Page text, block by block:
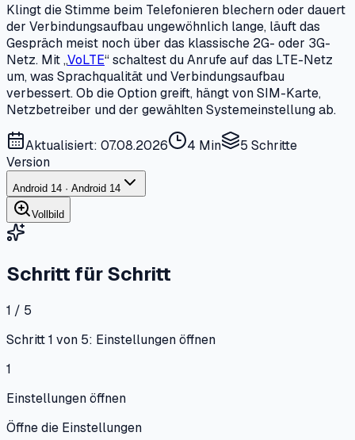
Klingt die Stimme beim Telefonieren blechern oder dauert
der Verbindungsaufbau ungewöhnlich lange, läuft das
Gespräch meist noch über das klassische 2G- oder 3G-
Netz. Mit „VoLTE“ schaltest du Anrufe auf das LTE-Netz
um, was Sprachqualität und Verbindungsaufbau
verbessert. Ob die Option greift, hängt von SIM-Karte,
Netzbetreiber und der gewählten Systemeinstellung ab.
Aktualisiert: 07.08.2026 4 Min 5 Schritte
Version
Android 14 · Android 14
Vollbild
Schritt für Schritt
1 / 5
Schritt 1 von 5: Einstellungen öffnen
1
Einstellungen öffnen
Öffne die Einstellungen